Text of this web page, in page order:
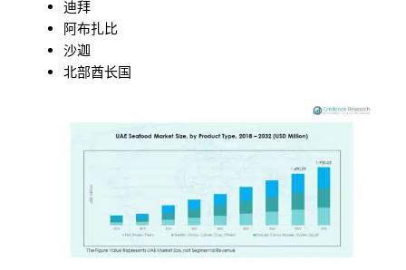
迪拜
阿布扎比
沙迦
北部酋长国